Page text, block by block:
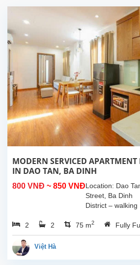
MODERN SERVICED APARTMENT
IN DAO TAN, BA DINH
800 VNĐ ~ 850 VNĐLocation: Dao
Street, Ba Dinh
District – walking
Center, Thu Le
embassies,
2 2 75 m2 Fully
Việt Hà